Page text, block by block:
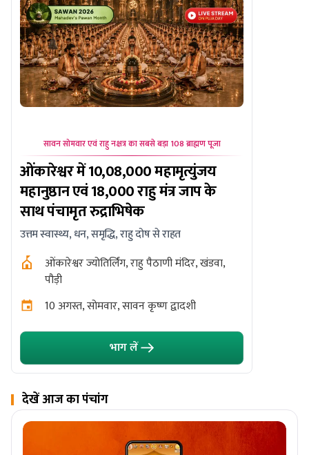
सावन सोमवार एवं राहु नक्षत्र का सबसे बड़ा 108 ब्राह्मण पूजा
ओंकारेश्वर में 10,08,000 महामृत्युंजय
महानुष्ठान एवं 18,000 राहु मंत्र जाप के
साथ पंचामृत रुद्राभिषेक
उत्तम स्वास्थ्य, धन, समृद्धि, राहु दोष से राहत
ओंकारेश्वर ज्योतिर्लिंग, राहु पैठाणी मंदिर, खंडवा,
पौड़ी
10 अगस्त, सोमवार, सावन कृष्ण द्वादशी
भाग लें
देखें आज का पंचांग